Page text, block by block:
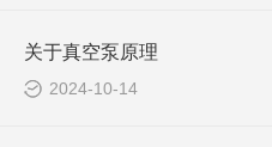
关于真空泵原理
2024-10-14